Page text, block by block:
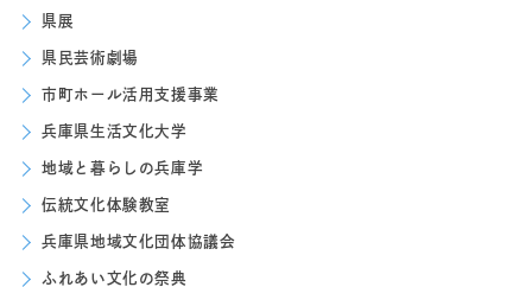
県展
県民芸術劇場
市町ホール活用支援事業
兵庫県生活文化大学
地域と暮らしの兵庫学
伝統文化体験教室
兵庫県地域文化団体協議会
ふれあい文化の祭典